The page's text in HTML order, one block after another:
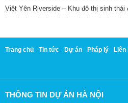
Việt Yên Riverside – Khu đô thị sinh
Trang chủ Tin tức Dự án Pháp lý Liên
THÔNG TIN DỰ ÁN HÀ NỘI